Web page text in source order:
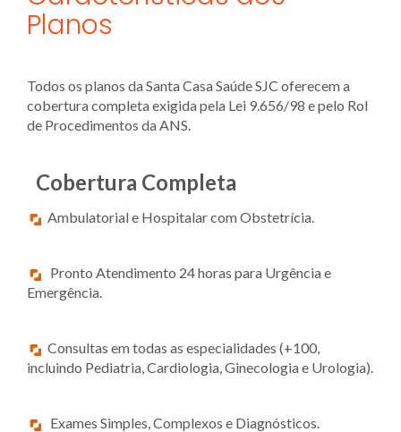
Planos
Todos os planos da Santa Casa Saúde SJC oferecem a
cobertura completa exigida pela Lei 9.656/98 e pelo Rol
de Procedimentos da ANS.
Cobertura Completa
Ambulatorial e Hospitalar com Obstetrícia.
Pronto Atendimento 24 horas para Urgência e
Emergência.
Consultas em todas as especialidades (+100,
incluindo Pediatria, Cardiologia, Ginecologia e Urologia).
Exames Simples, Complexos e Diagnósticos.